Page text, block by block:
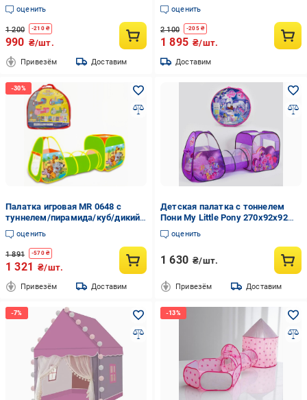
оценить
1 200 -210₴
990 ₴/шт.
Привезём Доставим
подушками
оценить
2 100 -205₴
1 895 ₴/шт.
Доставим
Палатка игровая MR 0648 с
туннелем/пирамида/куб/дикий
мир 234x72x86 см (26938615)
оценить
1 891 -570₴
1 321 ₴/шт.
Привезём Доставим
Детская палатка с тоннелем
Пони My Little Pony 270х92х92
см (8015 PN)
оценить
1 630 ₴/шт.
Привезём Доставим